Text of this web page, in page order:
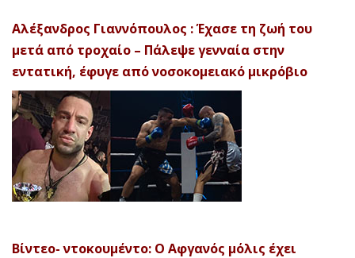
Αλέξανδρος Γιαννόπουλος : Έχασε τη ζωή του
μετά από τροχαίο – Πάλεψε γενναία στην
εντατική, έφυγε από νοσοκομειακό μικρόβιο
Βίντεο- ντοκουμέντο: Ο Αφγανός μόλις έχει